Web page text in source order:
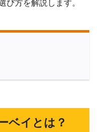
び方を解説します。
ベイとは？